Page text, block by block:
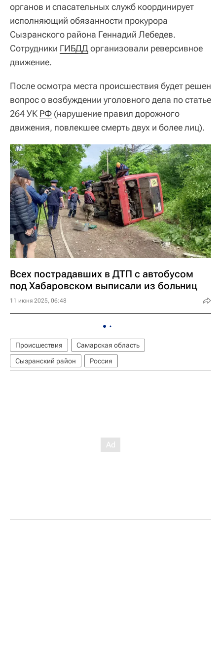
органов и спасательных служб координирует
исполняющий обязанности прокурора
Сызранского района Геннадий Лебедев.
Сотрудники ГИБДДорганизовали реверсивное
движение.
После осмотра места происшествия будет решен
вопрос о возбуждении уголовного дела по статье
264 УК РФ (нарушение правил дорожного
движения, повлекшее смерть двух и более лиц).
Всех пострадавших в ДТП с автобусом
под Хабаровском выписали из больниц
11 июня 2025, 06:48
Происшествия
Самарская область
Сызранский район
Россия